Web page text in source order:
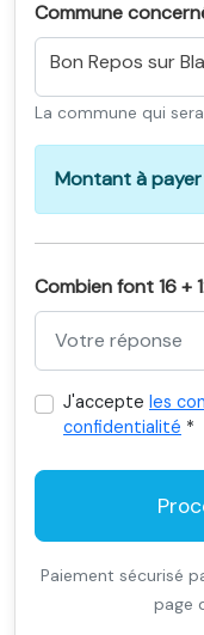
Commune
Bon Repos sur
La commune qui
Montant à payer
Combien font 16 +
J'accepte les
confidentialité *
Paiement sécurisé
page